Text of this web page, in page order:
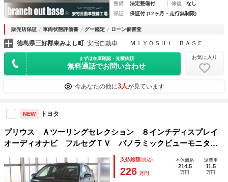
整備
法定整備付 修復
なし
保証
保証付 (12ヶ月・走行無制限)
販売店保証 車両状態評価書 グー鑑定 ローン仮審査
徳島県三好郡東みよし町 安宅自動車 ＭＩＹＯＳＨＩ ＢＡＳＥ
まずは在庫確認・見積依頼
無料通話でお問い合わせ
お気に入り
今あなたの他に3人が見ています
NEW トヨタ
プリウス Ａツーリングセレクション ８インチディスプレイ
オーディオナビ フルセグＴＶ パノラミックビューモニタ
ー ＥＴＣ 純正ドラレコ クリアランスソナー ＡＣ１００
Ｖ電源 シートヒーター Ｄ席 ヘッドアップディスプレイ
パワーシート
支払総額(税込)
226 万円
本体価格
214.5
万円
諸費用
11.5
万円